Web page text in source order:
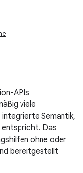
APIs
viele
Semantik,
entspricht. Das
ohne oder
bereitgestellt